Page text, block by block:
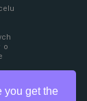
you get the
o